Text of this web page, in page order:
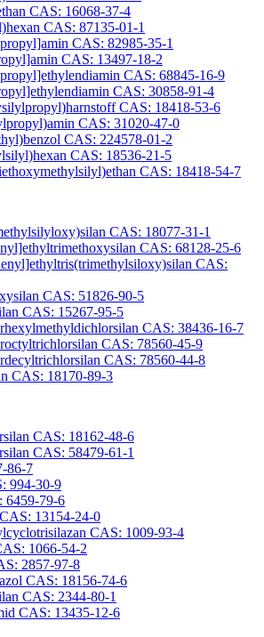
CAS: 16068-37-4
CAS: 87135-01-1
CAS: 82985-35-1
CAS: 13497-18-2
CAS: 68845-16-9
CAS: 30858-91-4
CAS: 18418-53-6
CAS: 31020-47-0
CAS: 224578-01-2
CAS: 18536-21-5
CAS: 18418-54-7
CAS: 18077-31-1
CAS: 68128-25-6
CAS:
CAS: 51826-90-5
CAS: 15267-95-5
CAS: 38436-16-7
CAS: 78560-45-9
CAS: 78560-44-8
CAS: 18170-89-3
CAS: 18162-48-6
CAS: 58479-61-1
86-7
994-30-9
6459-79-6
13154-24-0
CAS: 1009-93-4
1066-54-2
2857-97-8
CAS: 18156-74-6
CAS: 2344-80-1
CAS: 13435-12-6